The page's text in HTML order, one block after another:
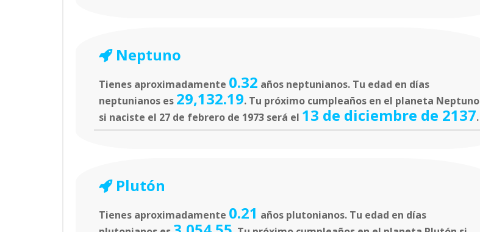
Neptuno
Tienes aproximadamente 0.32 años neptunianos. Tu edad en días
neptunianos es 29,132.19. Tu próximo cumpleaños en el planeta Neptuno
si naciste el 27 de febrero de 1973 será el 13 de diciembre de 2137.
Plutón
Tienes aproximadamente 0.21 años plutonianos. Tu edad en días